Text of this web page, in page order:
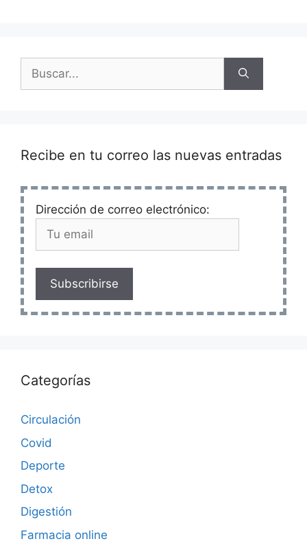
Recibe en tu correo las nuevas entradas
Dirección de correo electrónico:
Subscribirse
Categorías
Circulación
Covid
Deporte
Detox
Digestión
Farmacia online